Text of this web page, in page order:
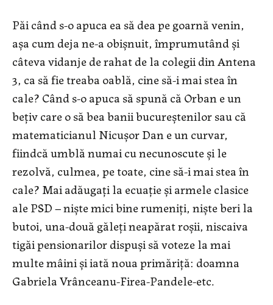
Păi când s-o apuca ea să dea pe goarnă venin,
așa cum deja ne-a obișnuit, împrumutând și
câteva vidanje de rahat de la colegii din Antena
3, ca să fie treaba oablă, cine să-i mai stea în
cale? Când s-o apuca să spună că Orban e un
bețiv care o să bea banii bucureștenilor sau că
matematicianul Nicușor Dan e un curvar,
fiindcă umblă numai cu necunoscute și le
rezolvă, culmea, pe toate, cine să-i mai stea în
cale? Mai adăugați la ecuație și armele clasice
ale PSD – niște mici bine rumeniți, niște beri la
butoi, una-două găleți neapărat roșii, niscaiva
tigăi pensionarilor dispuși să voteze la mai
multe mâini și iată noua primăriță: doamna
Gabriela Vrânceanu-Firea-Pandele-etc.